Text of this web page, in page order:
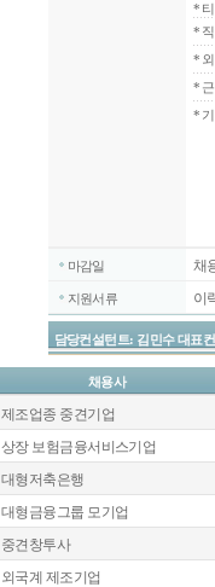
*
*
*
*
*
마감일 채
지원서류 이
담당컨설턴트: 김민수 대표
채용사
제조업종 중견기업
상장 보험금융서비스기업
대형저축은행
대형금융그룹 모기업
중견창투사
외국계 제조기업